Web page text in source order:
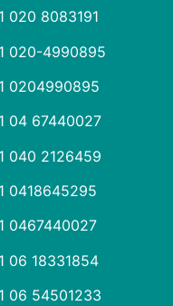
020 8083191
020-4990895
0204990895
04 67440027
040 2126459
0418645295
0467440027
06 18331854
06 54501233